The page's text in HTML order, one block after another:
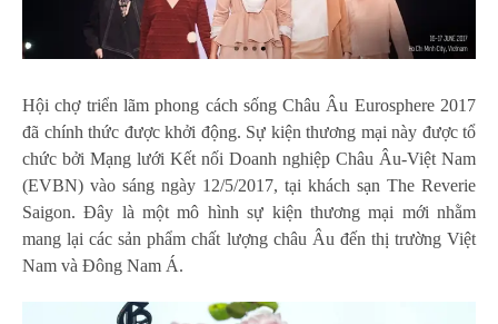
Hội chợ triển lãm phong cách sống Châu Âu Eurosphere 2017
đã chính thức được khởi động. Sự kiện thương mại này được tổ
chức bởi Mạng lưới Kết nối Doanh nghiệp Châu Âu-Việt Nam
(EVBN) vào sáng ngày 12/5/2017, tại khách sạn The Reverie
Saigon. Đây là một mô hình sự kiện thương mại mới nhằm
mang lại các sản phẩm chất lượng châu Âu đến thị trường Việt
Nam và Đông Nam Á.